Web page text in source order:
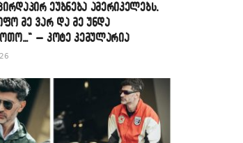
ეუბნება ამერიკელებს,
მე ვარ და მე უნდა
– კოტე კემულარია